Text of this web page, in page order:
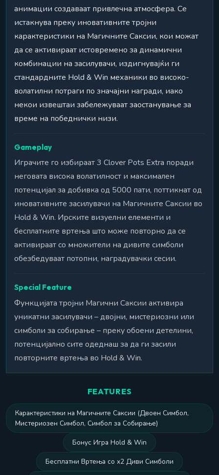
анимации создаваат привлечна атмосфера. Се
истакнува преку иновативните тројни
карактеристики на Магичните Саксии, кои можат
да се активираат истовремено за динамични
комбинации на засилувачи, издигнувајќи ги
стандардните Hold & Win механики во високо-
волатилни потраги по значајни награди, иако
некои извештаи забележуваат заостанување за
време на победнички низи.
Gameplay
Играчите го избираат 3 Clover Pots Extra поради
неговата висока волатилност и максимален
потенцијал за добивка од 5000 пати, поттикнат од
иновативните засилувачи на Магичните Саксии во
Hold & Win. Ирските визуелни елементи и
бесплатните вртења што може повторно да се
активираат со множители на дивите симболи
обезбедуваат потопни, наградувачки сесии.
Special Feature
Функцијата тројни Магични Саксии активира
уникатни засилувачи – двојни, мистериозни или
симболи за собирање – преку обоени детелини,
потенцијално сите одеднаш за да ги засили
повторните вртења во Hold & Win.
FEATURES
Карактеристики на Магичните Саксии (Двоен Симбол,
Мистериозен Симбол, Симбол за Собирање)
Бонус Игра Hold & Win
Бесплатни Вртења со x2 Диви Симболи